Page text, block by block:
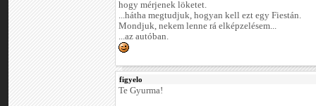
hogy mérjenek löketet.
...hátha megtudjuk, hogyan kell ezt egy Fiestán.
Mondjuk, nekem lenne rá elképzelésem...
...az autóban.
figyelo
Te Gyurma!